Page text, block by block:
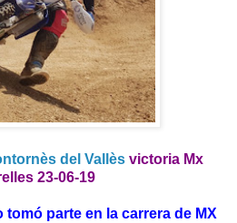
del Vallès victoria Mx
23-06-19
tomó parte en la carrera de MX